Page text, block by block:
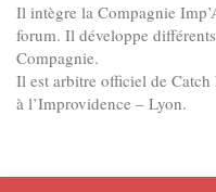
Il intègre la Compagnie
forum. Il développe
Compagnie.
Il est arbitre officiel de
à l’Improvidence – Lyon.